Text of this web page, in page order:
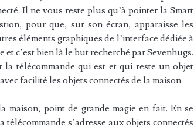
Il ne vous reste plus qu’à pointer la Smart
pour que, sur son écran, apparaisse les
éléments graphiques de l’interface dédiée à
c’est bien là le but recherché par Sevenhugs.
télécommande qui est et qui reste un objet
facilité les objets connectés de la maison.
maison, point de grande magie en fait. En se
s’adresse aux objets connectés